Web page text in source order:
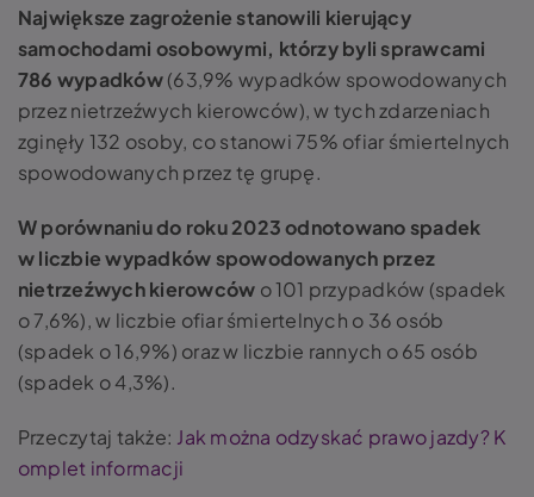
Największe zagrożenie stanowili kierujący
samochodami osobowymi, którzy byli sprawcami
786 wypadków(63,9% wypadków spowodowanych
przez nietrzeźwych kierowców), w tych zdarzeniach
zginęły 132 osoby, co stanowi 75% ofiar śmiertelnych
spowodowanych przez tę grupę.
W porównaniu do roku 2023 odnotowano spadek
w liczbie wypadków spowodowanych przez
nietrzeźwych kierowców o 101 przypadków (spadek
o 7,6%), w liczbie ofiar śmiertelnych o 36 osób
(spadek o 16,9%) oraz w liczbie rannych o 65 osób
(spadek o 4,3%).
Przeczytaj także: Jak można odzyskać prawo jazdy? K
omplet informacji